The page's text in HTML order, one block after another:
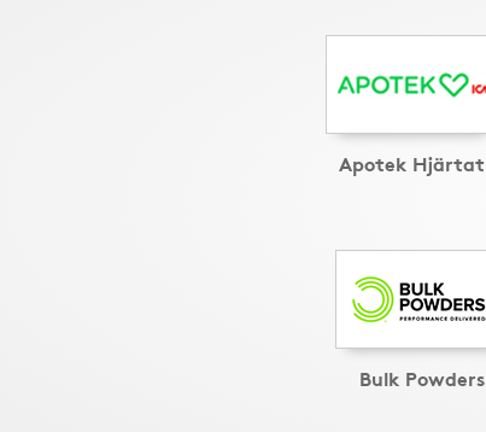
Apotek Hjärtat
Bulk Powders